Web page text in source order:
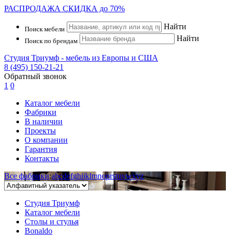
РАСПРОДАЖА СКИДКА до 70%
Поиск мебели Найти
Поиск по брендам Найти
Студия Триумф - мебель из Европы и США
8 (495) 150-21-21
Обратный звонок
1 0
Каталог мебели
Фабрики
В наличии
Проекты
О компании
Гарантия
Контакты
Все фабрики:abcdefghijklmnoprstuvwxyz
Студия Триумф
Каталог мебели
Столы и стулья
Bonaldo